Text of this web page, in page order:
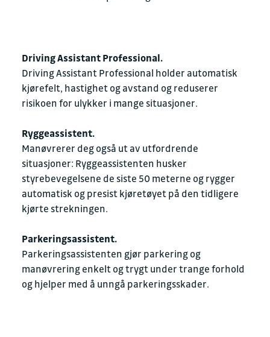
Driving Assistant Professional.
Driving Assistant Professional holder automatisk
kjørefelt, hastighet og avstand og reduserer
risikoen for ulykker i mange situasjoner.
Ryggeassistent.
Manøvrerer deg også ut av utfordrende
situasjoner: Ryggeassistenten husker
styrebevegelsene de siste 50 meterne og rygger
automatisk og presist kjøretøyet på den tidligere
kjørte strekningen.
Parkeringsassistent.
Parkeringsassistenten gjør parkering og
manøvrering enkelt og trygt under trange forhold
og hjelper med å unngå parkeringsskader.